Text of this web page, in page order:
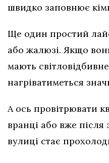
швидко заповнює
Ще один простий
або жалюзі. Якщо
мають
нагріватиметься
А ось провітрювати
вранці або вже
вулиці стає